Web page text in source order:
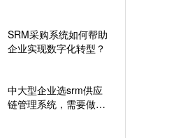
SRM采购系统如何帮助
企业实现数字化转型？
中大型企业选srm供应
链管理系统，需要做那